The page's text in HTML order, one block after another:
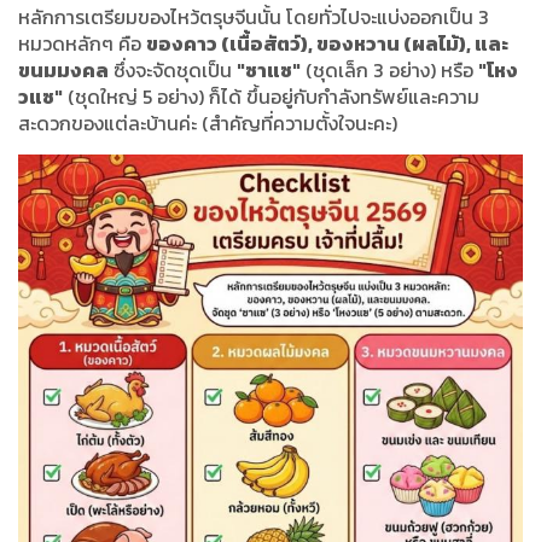
หลักการเตรียมของไหว้ตรุษจีนนั้น โดยทั่วไปจะแบ่งออกเป็น 3
หมวดหลักๆ คือ ของคาว (เนื้อสัตว์), ของหวาน (ผลไม้), และ
ขนมมงคล ซึ่งจะจัดชุดเป็น "ซาแซ" (ชุดเล็ก 3 อย่าง) หรือ "โหง
วแซ" (ชุดใหญ่ 5 อย่าง) ก็ได้ ขึ้นอยู่กับกำลังทรัพย์และความ
สะดวกของแต่ละบ้านค่ะ (สำคัญที่ความตั้งใจนะคะ)